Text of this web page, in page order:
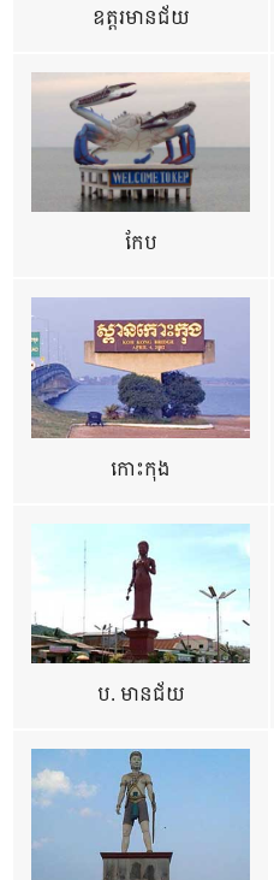
ឧត្ដរមានជ័យ
កែប
កោះកុង
ប. មានជ័យ